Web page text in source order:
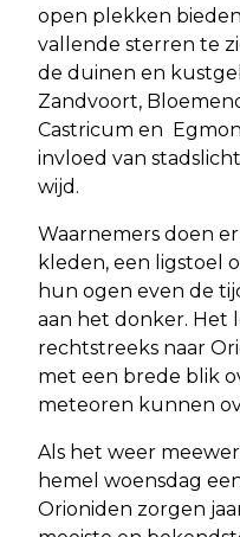
open plekken
vallende sterren te
de duinen en
Zandvoort,
Castricum en
invloed van
wijd.
Waarnemers doen
kleden, een ligstoel
hun ogen even de
aan het donker. Het
rechtstreeks naar
met een brede blik
meteoren kunnen
Als het weer
hemel woensdag
Orioniden zorgen